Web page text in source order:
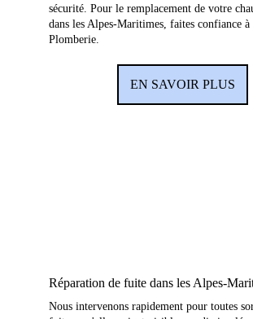
Réparation de fuite dans les Alpes-
sécurité. Pour le remplacement de votre
dans les Alpes-Maritimes, faites confiance à
Plomberie.
Nous intervenons rapidement pour toutes
EN SAVOIR PLUS